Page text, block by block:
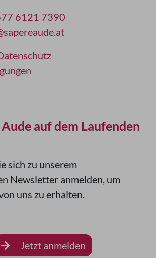
6121 7390
auf dem Laufenden
sich zu unserem
Newsletter anmelden, um
uns zu erhalten.
Jetzt anmelden